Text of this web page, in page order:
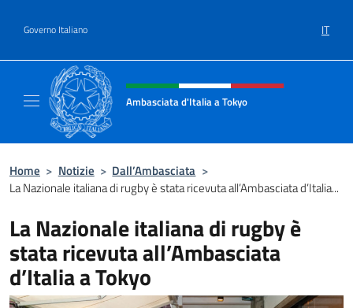
Governo Italiano IT
Intestazione sito, social e menù
Ambasciata d'Italia a Tokyo
Home > Notizie > Dall’Ambasciata >
La Nazionale italiana di rugby è stata ricevuta all’Ambasciata d’Italia...
La Nazionale italiana di rugby è
stata ricevuta all’Ambasciata
d’Italia a Tokyo